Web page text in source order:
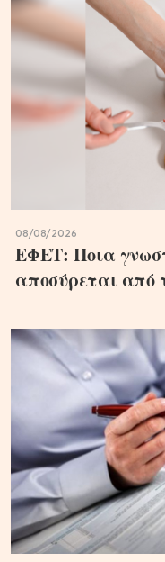
08/08/2026
ΕΦΕΤ: Ποια
αποσύρεται από